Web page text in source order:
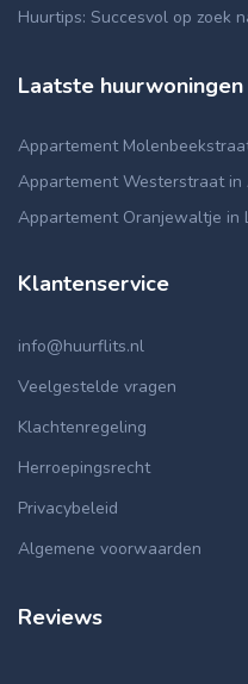
Huurtips: Succesvol op zoek
Laatste huurwoningen
Appartement
Appartement Westerstraat in
Appartement Oranjewaltje in
Klantenservice
info@huurflits.nl
Veelgestelde vragen
Klachtenregeling
Herroepingsrecht
Privacybeleid
Algemene voorwaarden
Reviews